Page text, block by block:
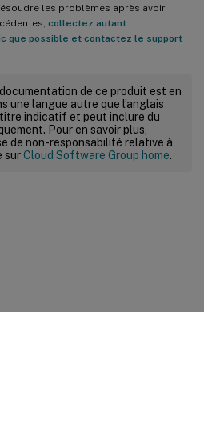
les problèmes après avoir
collectez autant
que possible et contactez le support
de ce produit est en
une langue autre que l’anglais
indicatif et peut inclure du
Pour en savoir plus,
de non-responsabilité relative à
surCloud Software Group home.